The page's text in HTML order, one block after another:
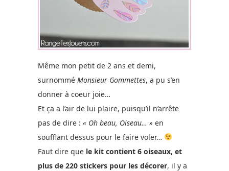
Même mon petit de 2 ans et demi,
surnommé Monsieur Gommettes, a pu s’en
donner à coeur joie…
Et ça a l’air de lui plaire, puisqu’il n’arrête
pas de dire : « Oh beau, Oiseau… » en
soufflant dessus pour le faire voler…
Faut dire que le kit contient 6 oiseaux, et
plus de 220 stickers pour les décorer, il y a